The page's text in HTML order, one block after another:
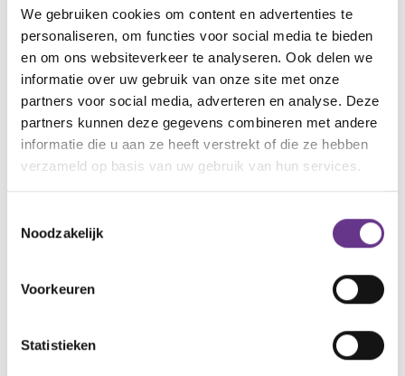
We gebruiken cookies om content en advertenties te
personaliseren, om functies voor social media te bieden
en om ons websiteverkeer te analyseren. Ook delen we
informatie over uw gebruik van onze site met onze
partners voor social media, adverteren en analyse. Deze
partners kunnen deze gegevens combineren met andere
informatie die u aan ze heeft verstrekt of die ze hebben
verzameld op basis van uw gebruik van hun services.
Noodzakelijk
Voorkeuren
Statistieken
Meer Sophi?
Schrijf je in voor onze nieuwsbrief en ontvang
maandelijks
de nieuwste inspirerende verhalen in je mailbox!